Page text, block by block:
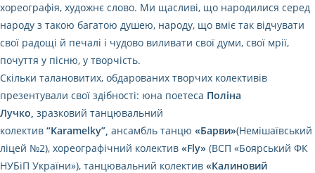
хореографія, художнє слово. Ми щасливі, що народилися серед
народу з такою багатою душею, народу, що вміє так відчувати
свої радощі й печалі і чудово виливати свої думи, свої мрії,
почуття у пісню, у творчість.
Скільки талановитих, обдарованих творчих колективів
презентували свої здібності: юна поетеса Поліна
Лучко, зразковий танцювальний
колектив “Karamelky”, ансамбль танцю «Барви»(Немішаївський
ліцей №2), хореографічний колектив «Fly» (ВСП «Боярський ФК
НУБіП України»), танцювальний колектив «Калиновий